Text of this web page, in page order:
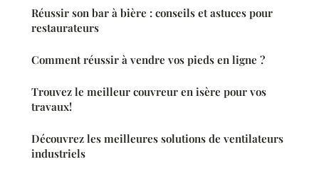
Réussir son bar à bière : conseils et astuces pour
restaurateurs
Comment réussir à vendre vos pieds en ligne ?
Trouvez le meilleur couvreur en isère pour vos
travaux!
Découvrez les meilleures solutions de ventilateurs
industriels